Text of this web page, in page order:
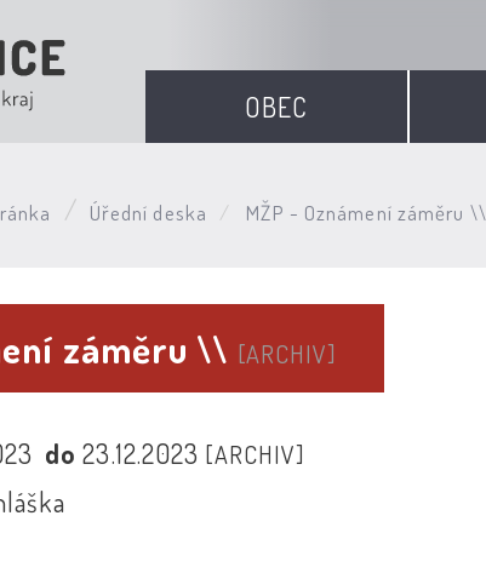
OBEC
Úřední deska MŽP - Oznámení záměru \\
záměru \\ [ARCHIV]
do23.12.2023 [ARCHIV]